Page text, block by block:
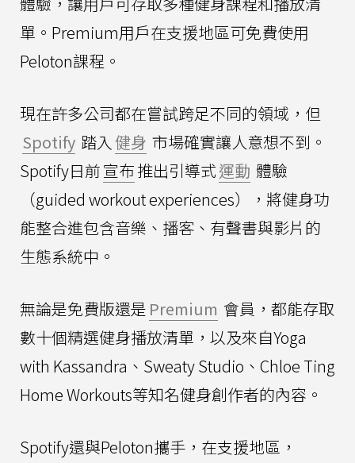
單。Premium用戶在支援地區可免費使用
Peloton課程。
現在許多公司都在嘗試跨足不同的領域，但
Spotify 踏入 健身 市場確實讓人意想不到。
Spotify日前宣布推出引導式運動 體驗
（guided workout experiences），將健身功
能整合進包含音樂、播客、有聲書與影片的
生態系統中。
無論是免費版還是 Premium 會員，都能存取
數十個精選健身播放清單，以及來自Yoga
with Kassandra、Sweaty Studio、Chloe Ting
Home Workouts等知名健身創作者的內容。
Spotify還與Peloton攜手，在支援地區，